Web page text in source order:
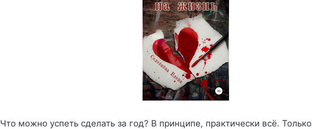
Что можно успеть сделать за год? В принципе, практически всё.